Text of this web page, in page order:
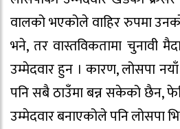
वालको भएकोले वाहिर रुपमा
भने, तर वास्तविकतामा चुनावी
उम्मेदवार हुन । कारण, लोसपा
पनि सबै ठाउँमा बन्न सकेको छैन,
उम्मेदवार बनाएकोले पनि लोसपा